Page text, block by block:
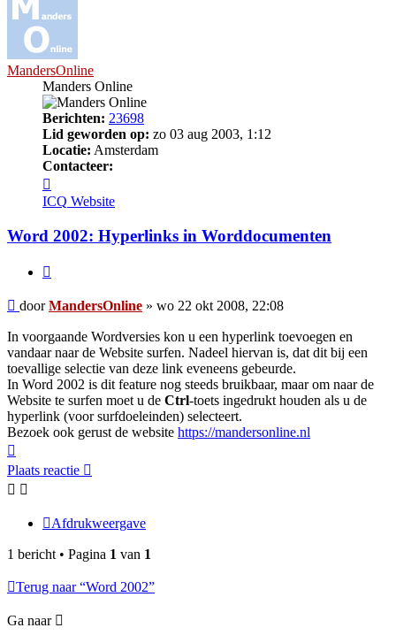
MandersOnline
Manders Online
Berichten: 23698
Lid geworden op: zo 03 aug 2003, 1:12
Locatie: Amsterdam
Contacteer:
MandersOnline
ICQ Website
Word 2002: Hyperlinks in Worddocumenten
Bericht
doorMandersOnline » wo 22 okt 2008, 22:08
In voorgaande Wordversies kon u een hyperlink toevoegen en
vandaar naar de Website surfen. Nadeel hiervan is, dat dit bij een
toevallige selectie van deze link eveneens gebeurde.
In Word 2002 is dit feature nog steeds bruikbaar, maar om naar de
Website te surfen moet u de Ctrl-toets ingedrukt houden als u de
hyperlink (voor surfdoeleinden) selecteert.
Bezoek ook gerust de website https://mandersonline.nl
Plaats reactie
Afdrukweergave
1 bericht • Pagina 1 van 1
Terug naar “Word 2002”
Ga naar